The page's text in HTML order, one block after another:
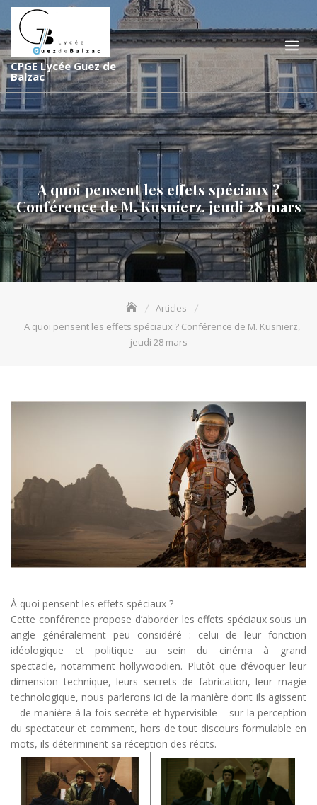
k
i
p
t
o
c
o
n
t
e
n
t
CPGE Lycée Guez de
Balzac
A quoi pensent les effets spéciaux ?
Conférence de M. Kusnierz, jeudi 28 mars
Articles
A quoi pensent les effets spéciaux ? Conférence de M. Kusnierz,
jeudi 28 mars
À quoi pensent les effets spéciaux ?
Cette conférence propose d’aborder les effets spéciaux sous un
angle généralement peu considéré : celui de leur fonction
idéologique et politique au sein du cinéma à grand
spectacle, notamment hollywoodien. Plutôt que d’évoquer leur
dimension technique, leurs secrets de fabrication, leur magie
technologique, nous parlerons ici de la manière dont ils agissent
– de manière à la fois secrète et hypervisible – sur la perception
du spectateur et comment, hors de tout discours formulable en
mots, ils déterminent sa réception des récits.